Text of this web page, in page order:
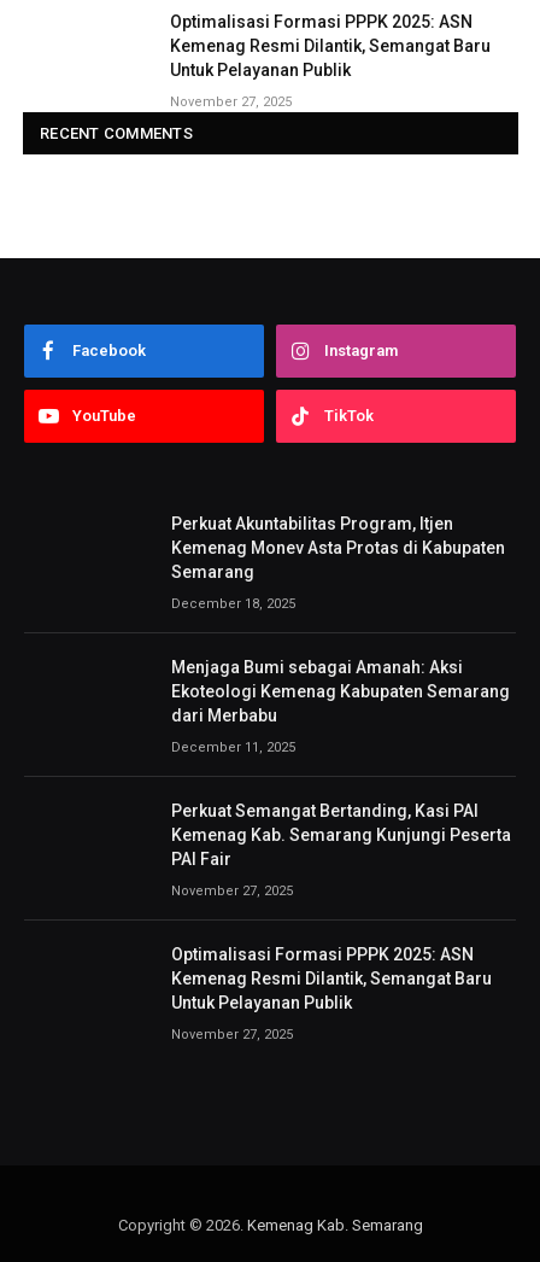
Optimalisasi Formasi PPPK 2025: ASN
Kemenag Resmi Dilantik, Semangat Baru
Untuk Pelayanan Publik
November 27, 2025
RECENT COMMENTS
Facebook Instagram
YouTube TikTok
Perkuat Akuntabilitas Program, Itjen
Kemenag Monev Asta Protas di Kabupaten
Semarang
December 18, 2025
Menjaga Bumi sebagai Amanah: Aksi
Ekoteologi Kemenag Kabupaten Semarang
dari Merbabu
December 11, 2025
Perkuat Semangat Bertanding, Kasi PAI
Kemenag Kab. Semarang Kunjungi Peserta
PAI Fair
November 27, 2025
Optimalisasi Formasi PPPK 2025: ASN
Kemenag Resmi Dilantik, Semangat Baru
Untuk Pelayanan Publik
November 27, 2025
Copyright © 2026. Kemenag Kab. Semarang